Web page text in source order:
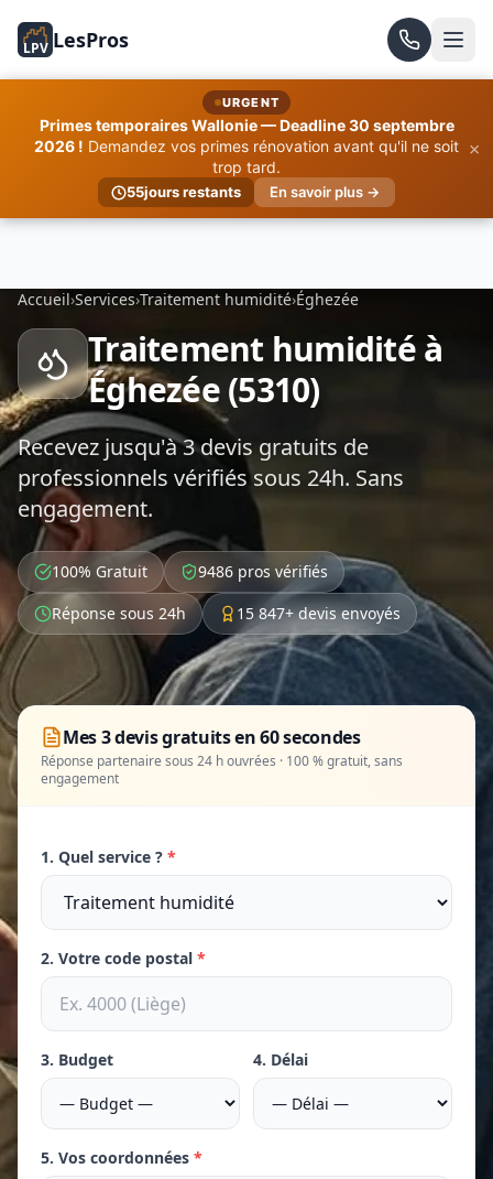
LPV LesPros
URGENT
Primes temporaires Wallonie — Deadline 30 septembre
2026 ! Demandez vos primes rénovation avant qu'il ne soit
trop tard.
55jours restants En savoir plus →
×
Accueil›Services›Traitement humidité›Éghezée
Traitement humidité à
Éghezée (5310)
Recevez jusqu'à 3 devis gratuits de
professionnels vérifiés sous 24h. Sans
engagement.
100% Gratuit
9486 pros vérifiés
Réponse sous 24h
15 847+ devis envoyés
Mes 3 devis gratuits en 60 secondes
Réponse partenaire sous 24 h ouvrées · 100 % gratuit, sans
engagement
1. Quel service ? *
2. Votre code postal *
3. Budget 4. Délai
5. Vos coordonnées *